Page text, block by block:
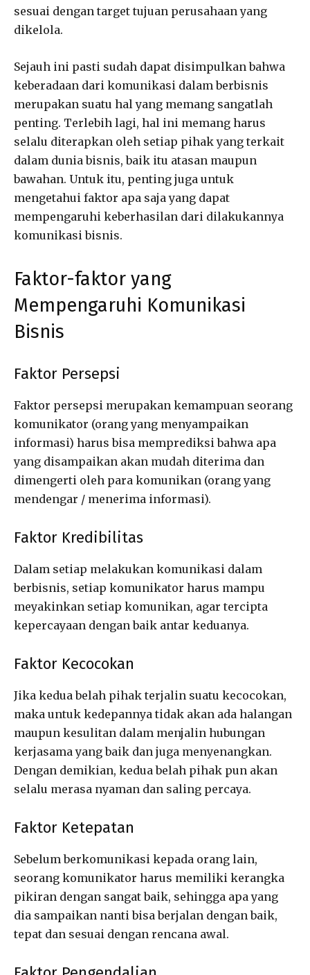
sesuai dengan target tujuan perusahaan yang
dikelola.
Sejauh ini pasti sudah dapat disimpulkan bahwa
keberadaan dari komunikasi dalam berbisnis
merupakan suatu hal yang memang sangatlah
penting. Terlebih lagi, hal ini memang harus
selalu diterapkan oleh setiap pihak yang terkait
dalam dunia bisnis, baik itu atasan maupun
bawahan. Untuk itu, penting juga untuk
mengetahui faktor apa saja yang dapat
mempengaruhi keberhasilan dari dilakukannya
komunikasi bisnis.
Faktor-faktor yang
Mempengaruhi Komunikasi
Bisnis
Faktor Persepsi
Faktor persepsi merupakan kemampuan seorang
komunikator (orang yang menyampaikan
informasi) harus bisa memprediksi bahwa apa
yang disampaikan akan mudah diterima dan
dimengerti oleh para komunikan (orang yang
mendengar / menerima informasi).
Faktor Kredibilitas
Dalam setiap melakukan komunikasi dalam
berbisnis, setiap komunikator harus mampu
meyakinkan setiap komunikan, agar tercipta
kepercayaan dengan baik antar keduanya.
Faktor Kecocokan
Jika kedua belah pihak terjalin suatu kecocokan,
maka untuk kedepannya tidak akan ada halangan
maupun kesulitan dalam menjalin hubungan
kerjasama yang baik dan juga menyenangkan.
Dengan demikian, kedua belah pihak pun akan
selalu merasa nyaman dan saling percaya.
Faktor Ketepatan
Sebelum berkomunikasi kepada orang lain,
seorang komunikator harus memiliki kerangka
pikiran dengan sangat baik, sehingga apa yang
dia sampaikan nanti bisa berjalan dengan baik,
tepat dan sesuai dengan rencana awal.